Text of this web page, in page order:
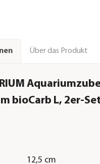
Über das Produkt
bioCarb L, 2er-Set
12,5 cm